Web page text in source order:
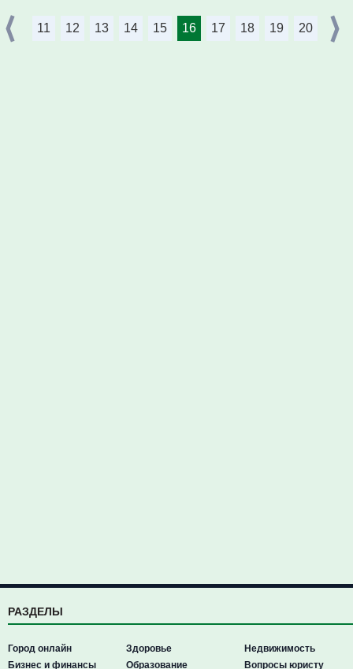
11 12 13 14 15 16 17 18 19 20
РАЗДЕЛЫ
Город онлайн
Бизнес и финансы
Здоровье
Образование
Недвижимость
Вопросы юристу